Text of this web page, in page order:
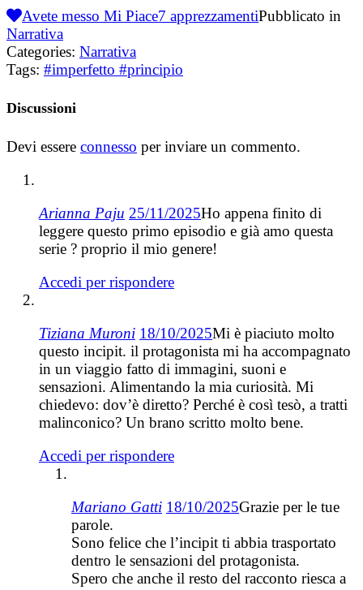
Avete messo Mi Piace7 apprezzamentiPubblicato in
Narrativa
Categories: Narrativa
Tags: #imperfetto #principio
Discussioni
Devi essere connesso per inviare un commento.
Arianna Paju 25/11/2025Ho appena finito di
leggere questo primo episodio e già amo questa
serie ? proprio il mio genere!
Accedi per rispondere
Tiziana Muroni 18/10/2025Mi è piaciuto molto
questo incipit. il protagonista mi ha accompagnato
in un viaggio fatto di immagini, suoni e
sensazioni. Alimentando la mia curiosità. Mi
chiedevo: dov’è diretto? Perché è così tesò, a tratti
malinconico? Un brano scritto molto bene.
Accedi per rispondere
Mariano Gatti 18/10/2025Grazie per le tue
parole.
Sono felice che l’incipit ti abbia trasportato
dentro le sensazioni del protagonista.
Spero che anche il resto del racconto riesca a